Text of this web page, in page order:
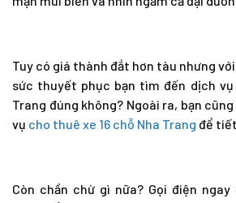
Tuy có giá thành đắt hơn tàu nhưng
sức thuyết phục bạn tìm đến dịch vụ
Trang đúng không? Ngoài ra, bạn
vụ cho thuê xe 16 chỗ Nha Trang để
Còn chần chừ gì nữa? Gọi điện